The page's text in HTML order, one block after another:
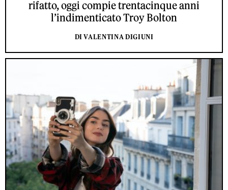
rifatto, oggi compie trentacinque anni
l’indimenticato Troy Bolton
DI VALENTINA DIGIUNI